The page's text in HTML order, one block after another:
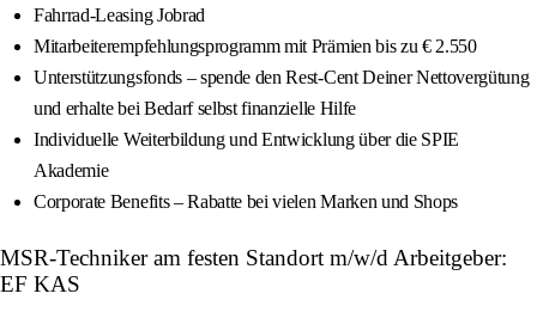
Fahrrad-Leasing Jobrad
Mitarbeiterempfehlungsprogramm mit Prämien bis zu € 2.550
Unterstützungsfonds – spende den Rest-Cent Deiner Nettovergütung
und erhalte bei Bedarf selbst finanzielle Hilfe
Individuelle Weiterbildung und Entwicklung über die SPIE
Akademie
Corporate Benefits – Rabatte bei vielen Marken und Shops
MSR-Techniker am festen Standort m/w/d Arbeitgeber:
EF KAS